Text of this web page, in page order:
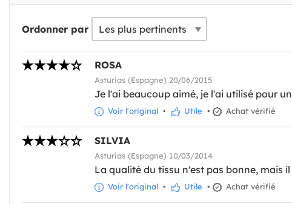
Ordonner par
ROSA
Asturias (Espagne) 20/06/2015
Je l'ai beaucoup aimé, je l'ai utilisé pour
Voir l'original • Utile • Achat vérifié
SILVIA
Asturias (Espagne) 10/03/2014
La qualité du tissu n'est pas bonne, mais
Voir l'original • Utile • Achat vérifié